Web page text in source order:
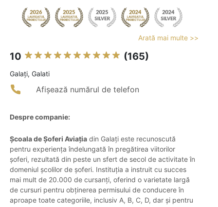
Arată mai multe >>
10 (165)
Galaţi, Galati
Afișează numărul de telefon
Despre companie:
Școala de Șoferi Aviația din Galați este recunoscută
pentru experiența îndelungată în pregătirea viitorilor
șoferi, rezultată din peste un sfert de secol de activitate în
domeniul școlilor de șoferi. Instituția a instruit cu succes
mai mult de 20.000 de cursanți, oferind o varietate largă
de cursuri pentru obținerea permisului de conducere în
aproape toate categoriile, inclusiv A, B, C, D, dar și pentru